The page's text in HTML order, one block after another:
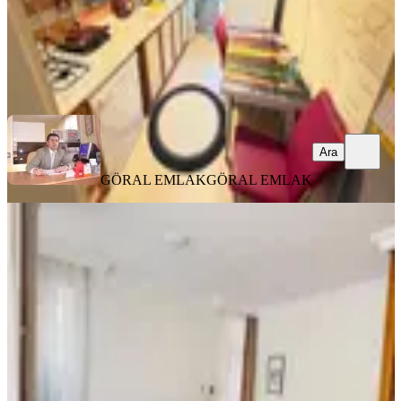
GÖRAL EMLAK GÖRAL EMLAK
GÖRAL EMLAKGÖRAL EMLAK
Ara
YENİ
Hava Sokak'da 3+1 Yapılı Atakuleye
Yakın Satılık Daire
Yüksek giriş